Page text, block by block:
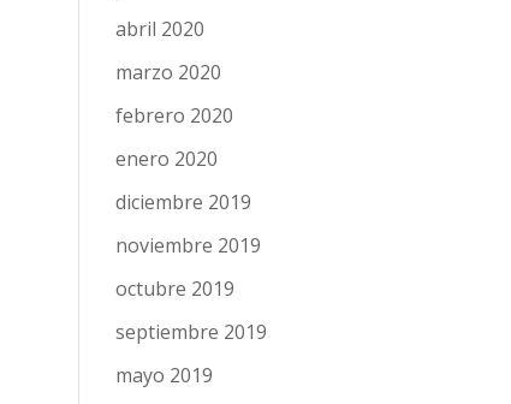
abril 2020
marzo 2020
febrero 2020
enero 2020
diciembre 2019
noviembre 2019
octubre 2019
septiembre 2019
mayo 2019